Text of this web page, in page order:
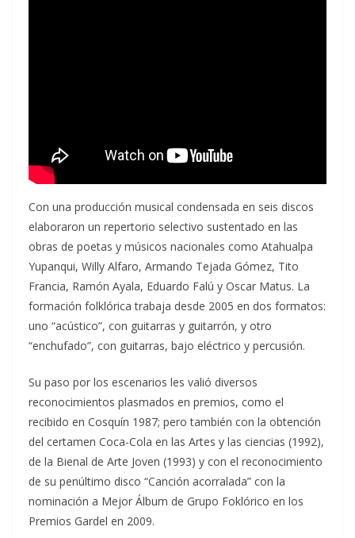
Con una producción musical condensada en seis discos
elaboraron un repertorio selectivo sustentado en las
obras de poetas y músicos nacionales como Atahualpa
Yupanqui, Willy Alfaro, Armando Tejada Gómez, Tito
Francia, Ramón Ayala, Eduardo Falú y Oscar Matus. La
formación folklórica trabaja desde 2005 en dos formatos:
uno “acústico”, con guitarras y guitarrón, y otro
“enchufado”, con guitarras, bajo eléctrico y percusión.
Su paso por los escenarios les valió diversos
reconocimientos plasmados en premios, como el
recibido en Cosquín 1987; pero también con la obtención
del certamen Coca-Cola en las Artes y las ciencias (1992),
de la Bienal de Arte Joven (1993) y con el reconocimiento
de su penúltimo disco “Canción acorralada” con la
nominación a Mejor Álbum de Grupo Foklórico en los
Premios Gardel en 2009.